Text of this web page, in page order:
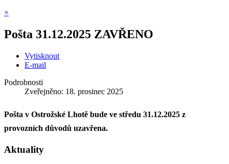
×
Pošta 31.12.2025 ZAVŘENO
Vytisknout
E-mail
Podrobnosti
Zveřejněno: 18. prosinec 2025
Pošta v Ostrožské Lhotě bude ve středu 31.12.2025 z
provozních důvodů uzavřena.
Aktuality